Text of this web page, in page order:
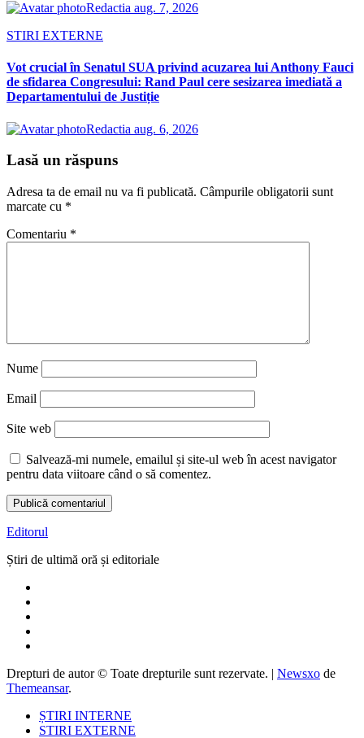
Redactia aug. 7, 2026
STIRI EXTERNE
Vot crucial în Senatul SUA privind acuzarea lui Anthony Fauci
de sfidarea Congresului: Rand Paul cere sesizarea imediată a
Departamentului de Justiție
Redactia aug. 6, 2026
Lasă un răspuns
Adresa ta de email nu va fi publicată. Câmpurile obligatorii sunt
marcate cu *
Comentariu *
Nume
Email
Site web
Salvează-mi numele, emailul și site-ul web în acest navigator
pentru data viitoare când o să comentez.
Editorul
Știri de ultimă oră și editoriale
Drepturi de autor © Toate drepturile sunt rezervate. | Newsxo de
Themeansar.
ȘTIRI INTERNE
STIRI EXTERNE